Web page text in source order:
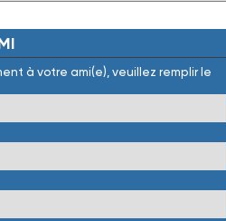
à votre ami(e), veuillez remplir le